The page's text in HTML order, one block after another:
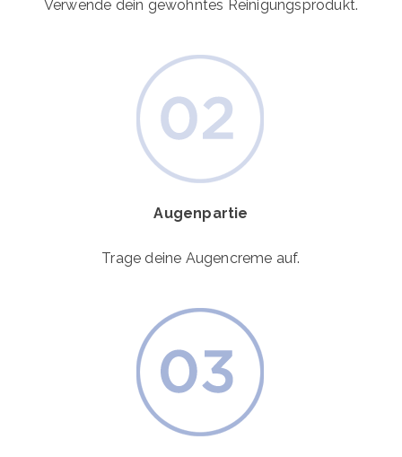
Verwende dein gewohntes Reinigungsprodukt.
Augenpartie
Trage deine Augencreme auf.